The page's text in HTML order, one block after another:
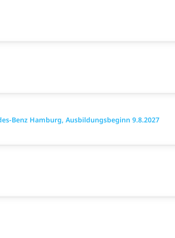
Benz Hamburg, Ausbildungsbeginn 9.8.2027